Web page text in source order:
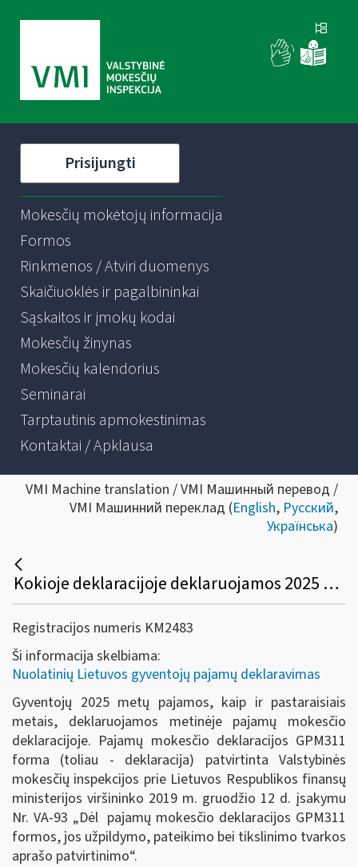
Prisijungti
Mokesčių mokėtojų informacija
Formos
Rinkmenos / Atviri duomenys
Skaičiuoklės ir pagalbininkai
Sąskaitos ir įmokų kodai
Mokesčių žinynas
Mokesčių kalendorius
Seminarai
Tarptautinis apmokestinimas
Kontaktai / Apklausa
VMI Machine translation / VMI Машинный перевод /
VMI Машинний переклад (English, Русский,
Українська)
Kokioje deklaracijoje deklaruojamos 2025 metais gautos pajamos?
Registracijos numeris KM2483
Ši informacija skelbiama:
Nuolatinių Lietuvos gyventojų pajamų deklaravimas
Gyventojų 2025 metų pajamos, kaip ir pastaraisiais
metais, deklaruojamos metinėje pajamų mokesčio
deklaracijoje. Pajamų mokesčio deklaracijos GPM311
forma (toliau - deklaracija) patvirtinta Valstybinės
mokesčių inspekcijos prie Lietuvos Respublikos finansų
ministerijos viršininko 2019 m. gruodžio 12 d. įsakymu
Nr. VA-93 „Dėl pajamų mokesčio deklaracijos GPM311
formos, jos užpildymo, pateikimo bei tikslinimo tvarkos
aprašo patvirtinimo“.